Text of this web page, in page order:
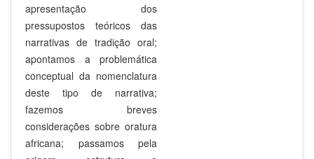
apresentação dos
pressupostos teóricos das
narrativas de tradição oral;
apontamos a problemática
conceptual da nomenclatura
deste tipo de narrativa;
fazemos breves
considerações sobre oratura
africana; passamos pela